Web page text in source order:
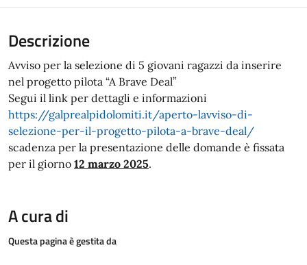
Descrizione
Avviso per la selezione di 5 giovani ragazzi da inserire
nel progetto pilota “A Brave Deal”
Segui il link per dettagli e informazioni
https://galprealpidolomiti.it/aperto-lavviso-di-
selezione-per-il-progetto-pilota-a-brave-deal/
scadenza per la presentazione delle domande è fissata
per il giorno 12 marzo 2025.
A cura di
Questa pagina è gestita da